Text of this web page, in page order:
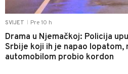
SVIJET Pre 10 h
Drama u Njemačkoj: Policija
Srbije koji ih je napao lopatom,
automobilom probio kordon